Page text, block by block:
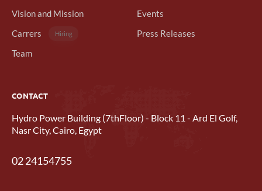
Vision and Mission
Carrers
Hiring
Team
Events
Press Releases
CONTACT
Hydro Power Building (7thFloor) - Block 11 - Ard El Golf,
Nasr City, Cairo, Egypt
02 24154755